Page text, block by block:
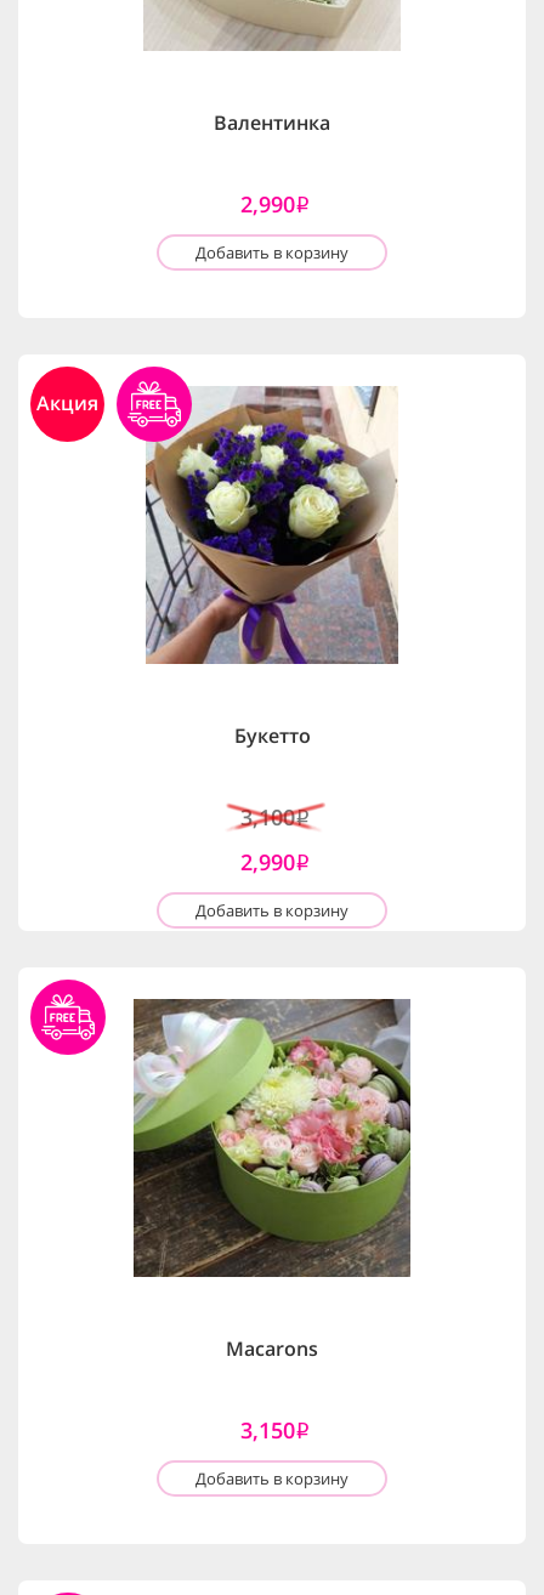
Валентинка
2,990i
Добавить в корзину
Акция
Букетто
3,100i
2,990i
Добавить в корзину
Macarons
3,150i
Добавить в корзину